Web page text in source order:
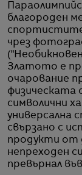
благороден
спортистите
чрез
Златото е
очарование
физическата
символични
универсална
свързано с
продукти от
непреходен
превърнал